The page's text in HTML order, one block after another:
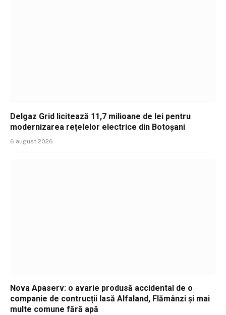
Delgaz Grid licitează 11,7 milioane de lei pentru
modernizarea rețelelor electrice din Botoșani
6 august 2026
Nova Apaserv: o avarie produsă accidental de o
companie de contrucții lasă Alfaland, Flămânzi și mai
multe comune fără apă